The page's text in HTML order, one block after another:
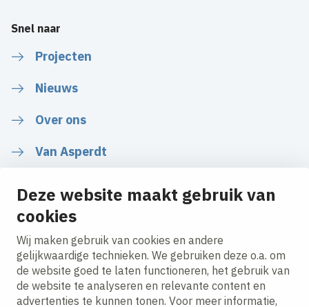
Deze website maakt gebruik van
cookies
Wij maken gebruik van cookies en andere
gelijkwaardige technieken. We gebruiken deze o.a. om
de website goed te laten functioneren, het gebruik van
de website te analyseren en relevante content en
advertenties te kunnen tonen. Voor meer informatie,
Snel naar
Projecten
Nieuws
Over ons
Van Asperdt
LinkedInInstagramFacebookYouTube